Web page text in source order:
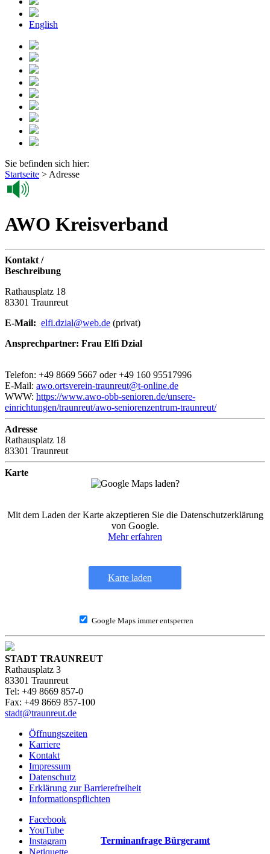
English
Sie befinden sich hier:
Startseite > Adresse
AWO Kreisverband
Kontakt /
Beschreibung
Rathausplatz 18
83301 Traunreut
E-Mail: elfi.dzial@web.de (privat)
Ansprechpartner: Frau Elfi Dzial
Telefon: +49 8669 5667 oder +49 160 95517996
E-Mail: awo.ortsverein-traunreut@t-online.de
WWW: https://www.awo-obb-senioren.de/unsere-
einrichtungen/traunreut/awo-seniorenzentrum-traunreut/
Adresse
Rathausplatz 18
83301 Traunreut
Karte
Mit dem Laden der Karte akzeptieren Sie die Datenschutzerklärung
von Google.
Mehr erfahren
Karte laden
Google Maps immer entsperren
STADT TRAUNREUT
Rathausplatz 3
83301 Traunreut
Tel: +49 8669 857-0
Fax: +49 8669 857-100
stadt@traunreut.de
Öffnungszeiten
Karriere
Kontakt
Impressum
Datenschutz
Erklärung zur Barrierefreiheit
Informationspflichten
Facebook
YouTube
Instagram
Netiquette
Terminanfrage Bürgeramt